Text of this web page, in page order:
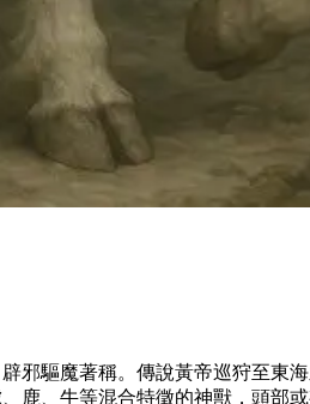
邪驅魔著稱。傳說黃帝巡狩至
鹿、牛等混合特徵的神獸，頭部